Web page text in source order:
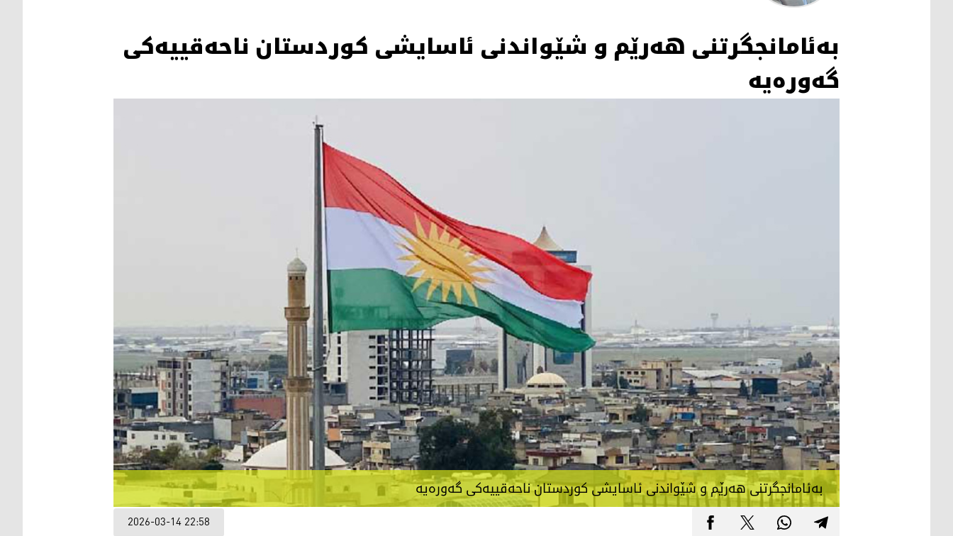
مەلا عه‌بدوڵڵا شێرکاوەیی
بەئامانجگرتنی هەرێم و شێواندنی ئاسایشی کوردستان ناحەقییەکی
گەورەیە
بەئامانجگرتنی هەرێم و شێواندنی ئاسایشی کوردستان ناحەقییەکی گەورەیە
2026-03-14 22:58